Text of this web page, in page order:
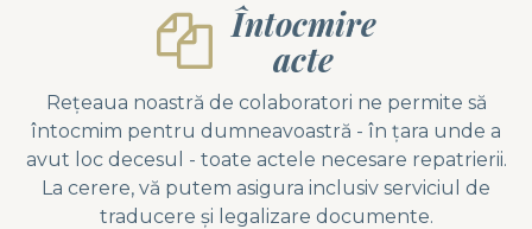
Întocmire
acte
Rețeaua noastră de colaboratori ne permite să
întocmim pentru dumneavoastră - în țara unde a
avut loc decesul - toate actele necesare repatrierii.
La cerere, vă putem asigura inclusiv serviciul de
traducere și legalizare documente.